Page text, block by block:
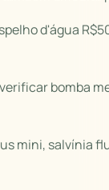
d'água
bomba
mini, salvínia